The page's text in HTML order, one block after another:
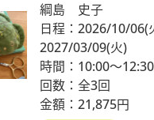
綱島 史子
日程：2026/10/06(
2027/03/09(火)
時間：10:00～12:30
回数：全3回
金額：21,875円